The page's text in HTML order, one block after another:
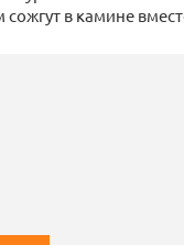
сожгут в камине